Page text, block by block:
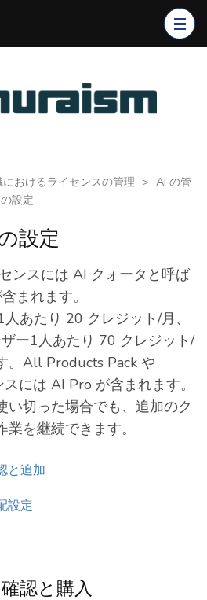
におけるライセンスの管理 > AI の管
設定
設定
ンスには AI クォータと呼ば
まれます。
あたり 20 クレジット/月、
ー1人あたり 70 クレジット/
。All Products Pack や
には AI Pro が含まれます。
い切った場合でも、追加のク
を継続できます。
と追加
設定
認と購入